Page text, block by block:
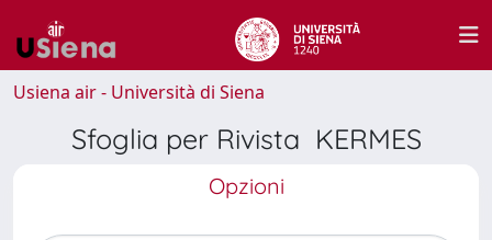
Usiena air - Università di Siena
Sfoglia per Rivista KERMES
Opzioni